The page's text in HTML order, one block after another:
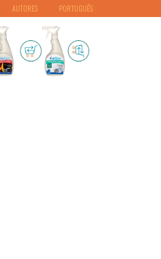
PORTUGUÊS
AUTORES